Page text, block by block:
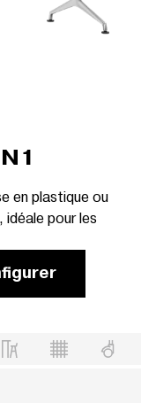
en plastique ou
idéale pour les